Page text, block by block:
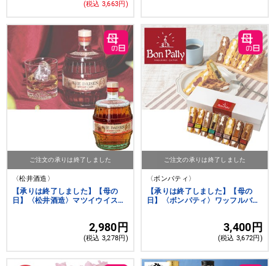
(税込 3,663円)
ご注文の承りは終了しました
〈松井酒造〉
【承りは終了しました】【母の
日】〈松井酒造〉マツイウイスキ
2,980円
(税込 3,278円)
ご注文の承りは終了しました
〈ボンパティ〉
【承りは終了しました】【母の
日】〈ボンパティ〉ワッフルバラ
3,400円
(税込 3,672円)